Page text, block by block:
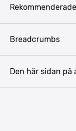
Breadcrumbs
Den här sidan på